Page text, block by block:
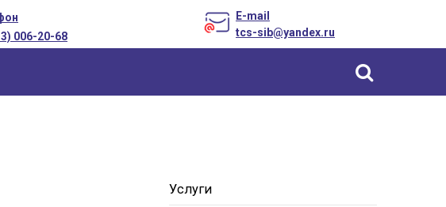
006-20-68
E-mail
tcs-sib@yandex.ru
Уcлуги